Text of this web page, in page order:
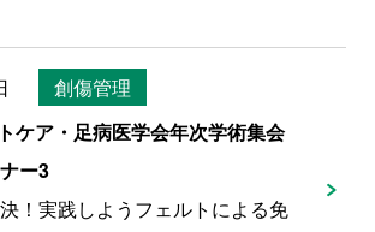
創傷管理
ケア・足病医学会年次学術集会
ー3
！実践しようフェルトによる免